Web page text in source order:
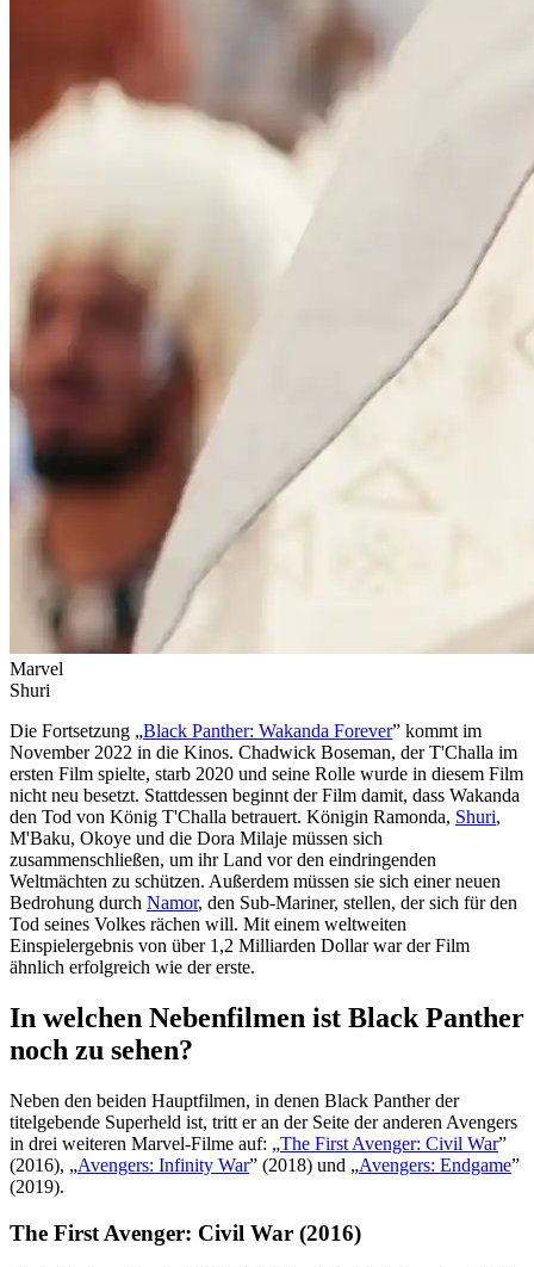
Marvel
Shuri
Die Fortsetzung „Black Panther: Wakanda Forever” kommt im
November 2022 in die Kinos. Chadwick Boseman, der T'Challa im
ersten Film spielte, starb 2020 und seine Rolle wurde in diesem Film
nicht neu besetzt. Stattdessen beginnt der Film damit, dass Wakanda
den Tod von König T'Challa betrauert. Königin Ramonda, Shuri,
M'Baku, Okoye und die Dora Milaje müssen sich
zusammenschließen, um ihr Land vor den eindringenden
Weltmächten zu schützen. Außerdem müssen sie sich einer neuen
Bedrohung durch Namor, den Sub-Mariner, stellen, der sich für den
Tod seines Volkes rächen will. Mit einem weltweiten
Einspielergebnis von über 1,2 Milliarden Dollar war der Film
ähnlich erfolgreich wie der erste.
In welchen Nebenfilmen ist Black Panther
noch zu sehen?
Neben den beiden Hauptfilmen, in denen Black Panther der
titelgebende Superheld ist, tritt er an der Seite der anderen Avengers
in drei weiteren Marvel-Filme auf: „The First Avenger: Civil War”
(2016), „Avengers: Infinity War” (2018) und „Avengers: Endgame”
(2019).
The First Avenger: Civil War (2016)